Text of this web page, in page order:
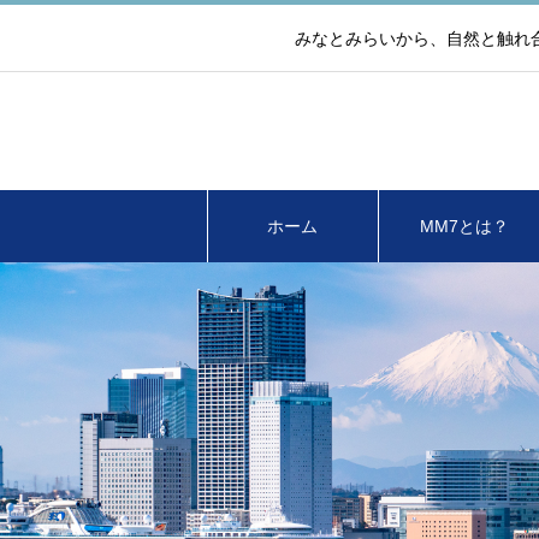
みなとみらいから、自然と触
ホーム MM7とは？